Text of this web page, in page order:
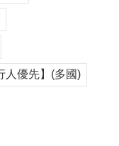
人優先】(多國)